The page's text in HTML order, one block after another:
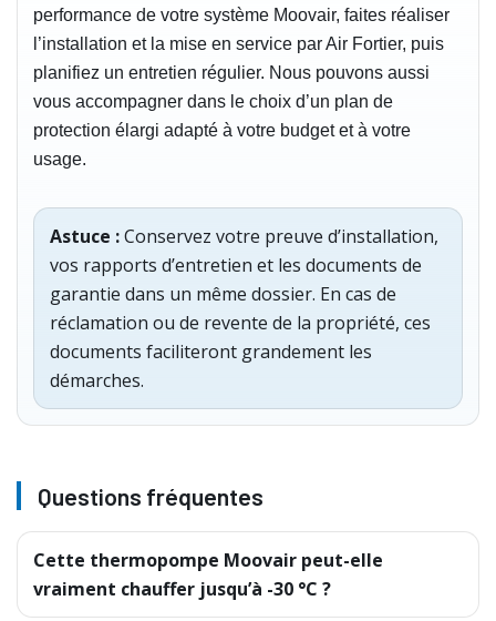
performance de votre système Moovair, faites réaliser
l’installation et la mise en service par Air Fortier, puis
planifiez un entretien régulier. Nous pouvons aussi
vous accompagner dans le choix d’un plan de
protection élargi adapté à votre budget et à votre
usage.
Astuce :Conservez votre preuve d’installation,
vos rapports d’entretien et les documents de
garantie dans un même dossier. En cas de
réclamation ou de revente de la propriété, ces
documents faciliteront grandement les
démarches.
Questions fréquentes
Cette thermopompe Moovair peut-elle
vraiment chauffer jusqu’à -30 °C ?